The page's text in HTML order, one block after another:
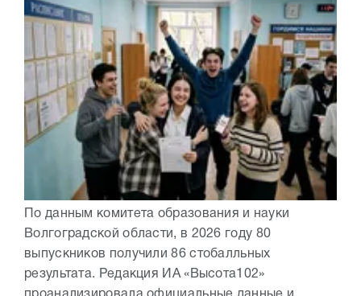
По данным комитета образования и науки
Волгоградской области, в 2026 году 80
выпускников получили 86 стобалльных
результата. Редакция ИА «Высота102»